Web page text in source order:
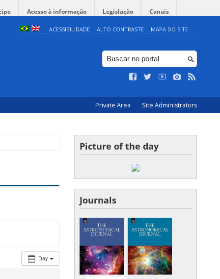
Acesso à informação Legislação Canais
ACESSIBILIDADE ALTO CONTRASTE MAPA DO SITE
Private Area Site Administrators
Day
Picture of the day
Journals